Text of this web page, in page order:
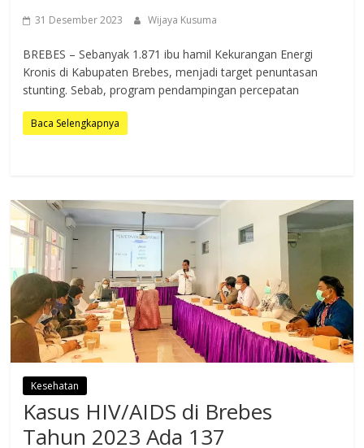
31 Desember 2023 Wijaya Kusuma
BREBES – Sebanyak 1.871 ibu hamil Kekurangan Energi
Kronis di Kabupaten Brebes, menjadi target penuntasan
stunting. Sebab, program pendampingan percepatan
Baca Selengkapnya
Kesehatan
Kasus HIV/AIDS di Brebes
Tahun 2023 Ada 137